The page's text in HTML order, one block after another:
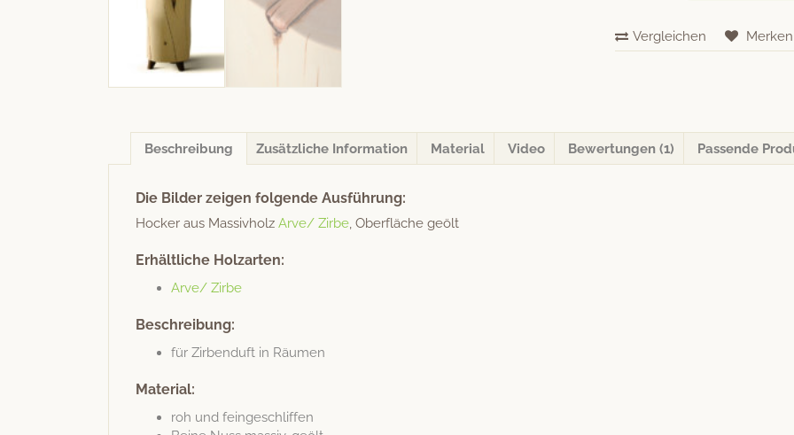
«TrölerPlus»
Menge
Vergleichen Merken
Beschreibung Zusätzliche Information Material Video Bewertungen (1) Passende
Die Bilder zeigen folgende Ausführung:
Hock­er aus Mas­sivholz Arve/ Zirbe, Ober­fläche geölt
Erhältliche Holzarten:
Arve/ Zirbe
Beschreibung:
für Zir­ben­duft in Räumen
Material:
roh und feingeschliffen